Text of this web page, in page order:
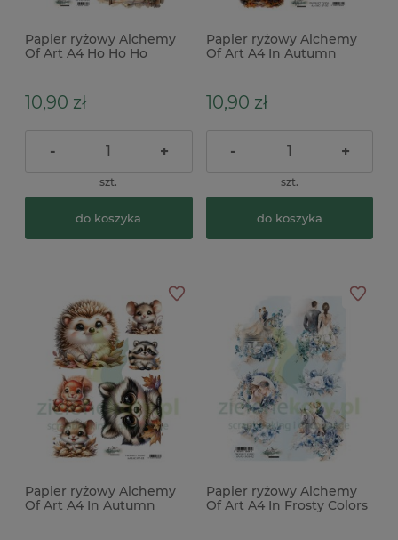
Papier ryżowy Alchemy
Of Art A4 Ho Ho Ho
10,90 zł
- +
szt.
do koszyka
Papier ryżowy Alchemy
Of Art A4 In Autumn
10,90 zł
- +
szt.
do koszyka
Papier ryżowy Alchemy
Of Art A4 In Autumn
Papier ryżowy Alchemy
Of Art A4 In Frosty Colors